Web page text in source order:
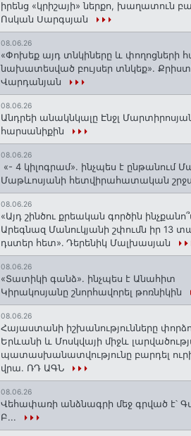
իրենց «կրիշայի» ներքո, խաղատուն
Ոսկան Սարգսյան
08.06.26
«Փոխեք այդ տնկիները և փողոցների
նախատեսված բույսեր տնկեք».
Վարդանյան
08.06.26
Անդրեի անակնկալը Էնջլ
հարսանիքին
08.06.26
«- 4 կիլոգրամ». ինչպես է ընթանում
Մաթևոսյանի հետվիրահատական
08.06.26
«Այդ շինծու քրեական գործին
Արեգնազ Մանուկյանի շփումն իր 13
դստեր հետ»․ Դերենիկ Մալխասյան
08.06.26
«Տատիկի գանձ». ինչպես է Անահիտ
Կիրակոսյանը շնորհավորել թոռնիկին
08.06.26
Հայաստանի իշխանությունները
Երևանի և Մոսկվայի միջև
պատասխանատվությունը բարդել
վրա. ՌԴ ԱԳՆ
08.06.26
Վեհափառի անձնագրի մեջ գրված է՝
Բ...